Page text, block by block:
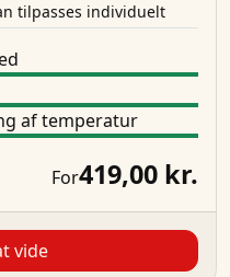
tilpasses individuelt
af temperatur
For419,00 kr.
vide